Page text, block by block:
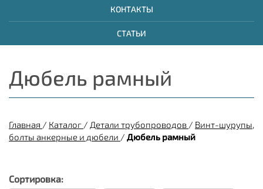
КОНТАКТЫ
СТАТЬИ
Дюбель рамный
Главная / Каталог / Детали трубопроводов / Винт-шурупы,
болты анкерные и дюбели / Дюбель рамный
Сортировка: